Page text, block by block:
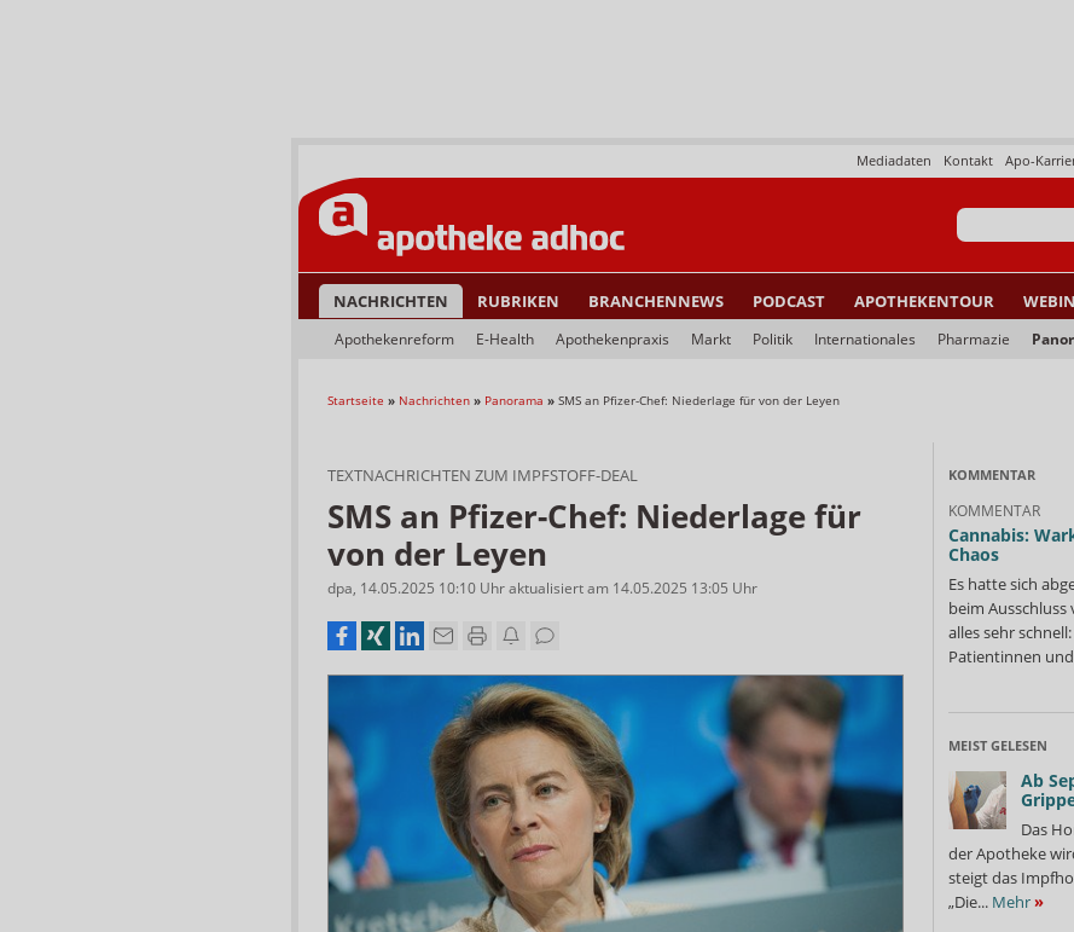
Apo-
Kontakt
Mediadaten
NACHRICHTEN RUBRIKEN BRANCHENNEWS PODCAST APOTHEKENTOUR
Apothekenreform E-Health Apothekenpraxis Markt Politik Internationales Pharmazie
Startseite » Nachrichten » Panorama » SMS an Pfizer-Chef: Niederlage für von der Leyen
TEXTNACHRICHTEN ZUM IMPFSTOFF-DEAL
SMS an Pfizer-Chef: Niederlage für
von der Leyen
dpa, 14.05.2025 10:10 Uhraktualisiert am 14.05.2025 13:05 Uhr
KOMMENTAR
KOMMENTAR
Cannabis:
Chaos
Es hatte sich
beim
alles sehr
Patientinnen
MEIST GELESEN
Ab
Das
der Apotheke
steigt das
„Die... Mehr»